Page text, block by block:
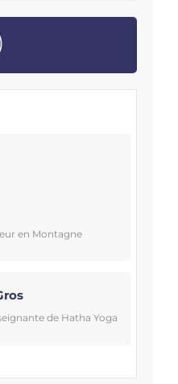
en Montagne
de Hatha Yoga